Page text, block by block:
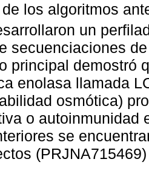
los algoritmos
un
secuenciaciones
principal demostró
enolasa llamada
osmótica)
o autoinmunidad
se